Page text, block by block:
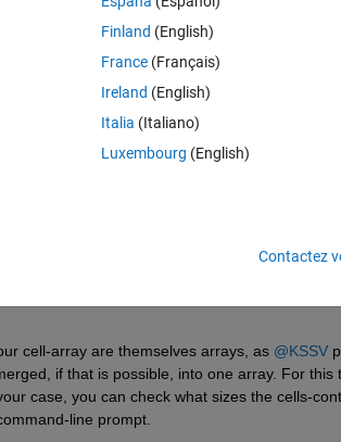
plus anciens
cell-array are themselves arrays, as @KSSV
if that is possible, into one array. For
case, you can check what sizes the cells-
line prompt.
Finland (English)
France (Français)
Ireland (English)
Italia (Italiano)
Luxembourg (English)
Contactez